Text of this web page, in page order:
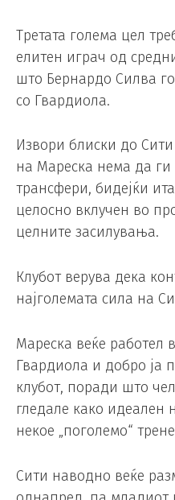
Третата голема цел
елитен играч од
што Бернардо Силва
со Гвардиола.
Извори блиски до
на Мареска нема да
трансфери, бидејќи
целосно вклучен во
целните засилувања.
Клубот верува дека
најголемата сила на
Мареска веќе работел
Гвардиола и добро ја
клубот, поради што
гледале како идеален
некое „поголемо“
Сити наводно веќе